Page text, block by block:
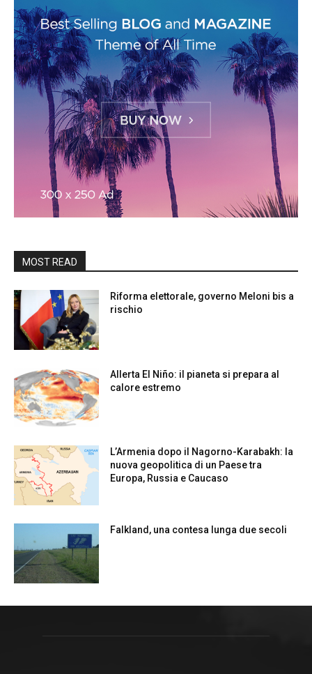
MOST READ
Riforma elettorale, governo Meloni bis a
rischio
Allerta El Niño: il pianeta si prepara al
calore estremo
L’Armenia dopo il Nagorno-Karabakh: la
nuova geopolitica di un Paese tra
Europa, Russia e Caucaso
Falkland, una contesa lunga due secoli